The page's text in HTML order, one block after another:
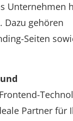
Unternehmen
Dazu gehören
Seiten
Partner für